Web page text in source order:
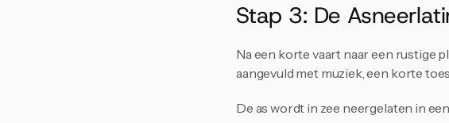
Stap 3: De
Na een korte vaart naar een rustige
aangevuld met muziek, een korte
De as wordt in zee neergelaten in